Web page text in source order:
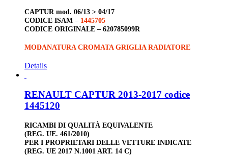
CAPTUR mod. 06/13 > 04/17
CODICE ISAM – 1445705
CODICE ORIGINALE – 620785099R
MODANATURA CROMATA GRIGLIA RADIATORE
Details
RENAULT CAPTUR 2013-2017 codice
1445120
RICAMBI DI QUALITÀ EQUIVALENTE
(REG. UE. 461/2010)
PER I PROPRIETARI DELLE VETTURE INDICATE
(REG. UE 2017 N.1001 ART. 14 C)